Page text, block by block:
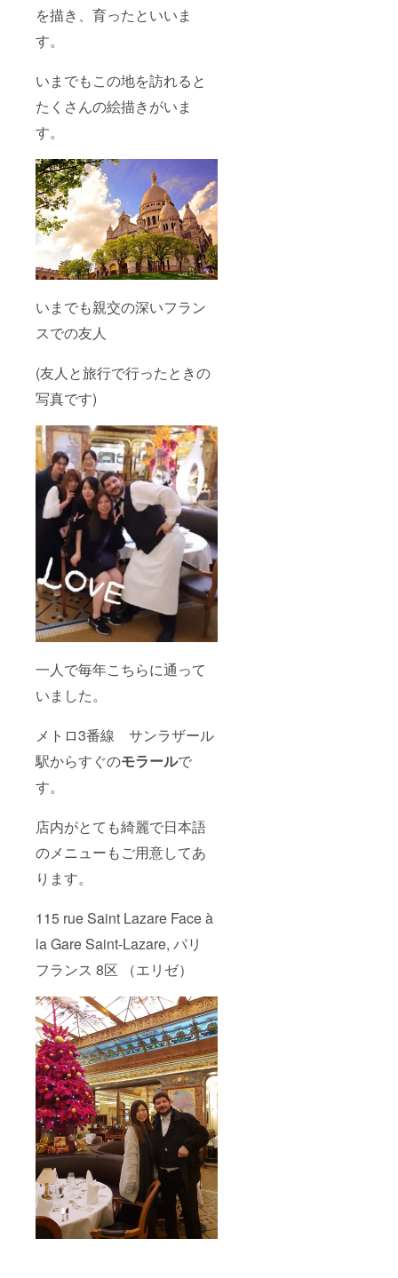
を描き、育ったといいま
す。
いまでもこの地を訪れると
たくさんの絵描きがいま
す。
いまでも親交の深いフラン
スでの友人
(友人と旅行で行ったときの
写真です)
一人で毎年こちらに通って
いました。
メトロ3番線 サンラザール
駅からすぐのモラールで
す。
店内がとても綺麗で日本語
のメニューもご用意してあ
ります。
115 rue Saint Lazare Face à
la Gare Saint-Lazare, パリ
フランス 8区 （エリゼ）